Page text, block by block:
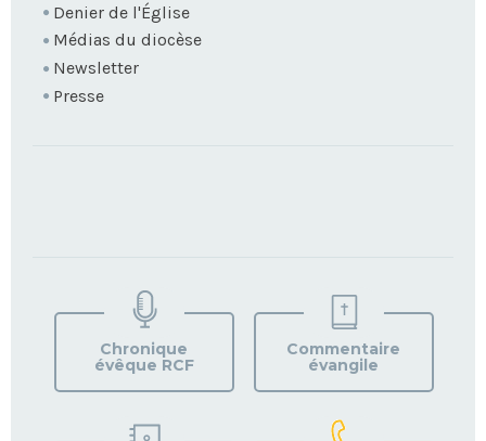
Denier de l'Église
Médias du diocèse
Newsletter
Presse
VOTRE
PAROISSE
Chronique
évêque RCF
Commentaire
évangile